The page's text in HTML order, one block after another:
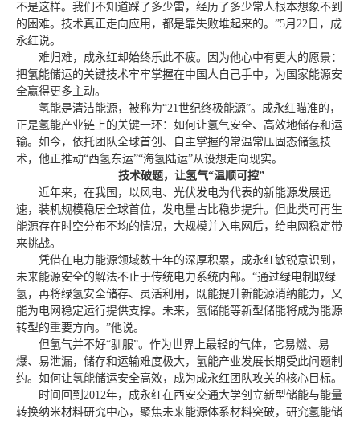
不是这样。我们不知道踩了多少雷，经历了多少常人根本想象不到
的困难。技术真正走向应用，都是靠失败堆起来的。”5月22日，成
永红说。
难归难，成永红却始终乐此不疲。因为他心中有更大的愿景：
把氢能储运的关键技术牢牢掌握在中国人自己手中，为国家能源安
全赢得更多主动。
氢能是清洁能源，被称为“21世纪终极能源”。成永红瞄准的，
正是氢能产业链上的关键一环：如何让氢气安全、高效地储存和运
输。如今，依托团队全球首创、自主掌握的常温常压固态储氢技
术，他正推动“西氢东运”“海氢陆运”从设想走向现实。
技术破题，让氢气“温顺可控”
近年来，在我国，以风电、光伏发电为代表的新能源发展迅
速，装机规模稳居全球首位，发电量占比稳步提升。但此类可再生
能源存在时空分布不均的情况，大规模并入电网后，给电网稳定带
来挑战。
凭借在电力能源领域数十年的深厚积累，成永红敏锐意识到，
未来能源安全的解法不止于传统电力系统内部。“通过绿电制取绿
氢，再将绿氢安全储存、灵活利用，既能提升新能源消纳能力，又
能为电网稳定运行提供支撑。未来，氢储能等新型储能将成为能源
转型的重要方向。”他说。
但氢气并不好“驯服”。作为世界上最轻的气体，它易燃、易
爆、易泄漏，储存和运输难度极大，氢能产业发展长期受此问题制
约。如何让氢能储运安全高效，成为成永红团队攻关的核心目标。
时间回到2012年，成永红在西安交通大学创立新型储能与能量
转换纳米材料研究中心，聚焦未来能源体系材料突破，研究氢能储